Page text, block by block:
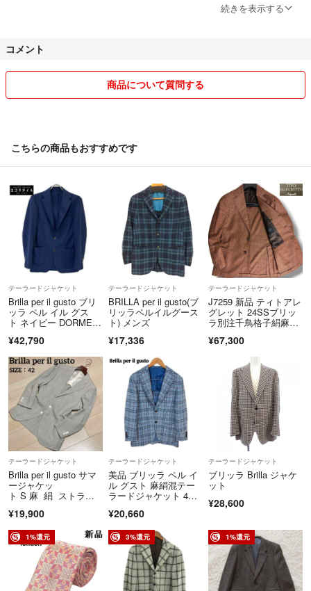
着用感やサイズ感、購入時期や購入先などのコメントは個人的な主観と
なる事と、正確なご回答ができない為、お答えしておりません。
に見落としや気付かない事もございます。
○ 当方の出品している商品の多くがＵＳＥＤです。
個人出品の為、完璧な商品を求められる方、神経質な方は申し訳ござい
ませんが購入をお控え下さい。
○ ご使用のブラウザ・モニターによって色合い等が実際の商品と異なる
○ サイズやディテール表記など、商品説明と画像が異なる場合は、商品
画像を優先させていただきます。
○ ゴルフクラブは梱包資材の都合上、ヘッド等を外して梱包する場合が
ございます。
○ 購入後の価格交渉・支払方法・発送方法の変更等のお申し出は一切お
受けできません。
○ 他のサイトにも多数出品しております。他のサイトで購入が決まった
場合は、出品を停止する場合がありますので予めご了承ください。
○ 仕事の都合などで商品の発送まで日数が必要な場合がございます。長
期発送不可の期間がある場合はこちらに記載します。
ご不明な点や気になる事がございましたら、お気軽にコメント欄よりお
問い合わせください。
迅速な気持ちの良い取引を心がけております。宜しくお願い致します。
続きを表示する
コメント
商品について質問する
こちらの商品もおすすめです
テーラードジャケット
Brilla per il gusto ブリ
ッラ ペル イル グス
ト ネイビー DORMEUI
ク ライトジャケット 4
¥42,790
テーラードジャケット
BRILLA per il gusto(ブ
リッラペルイルグース
ト) メンズ
¥17,336
テーラードジャケット
J7259 新品 ティトアレ
グレット 24SSブリッ
ラ別注千鳥格子絹麻ジ
¥67,300
テーラードジャケット
Brilla per il gusto サマ
ージャケッ
ト S 麻 絹 ストライ
¥19,900
テーラードジャケット
美品 ブリッラ ペル イ
ル グスト 麻絹混テー
ラードジャケット 4
¥20,660
テーラードジャケット
ブリッラ Brilla ジャケ
ット
¥28,600
1%還元 3%還元 1%還元